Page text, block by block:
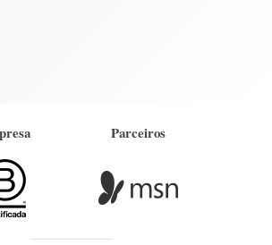
Parceiros